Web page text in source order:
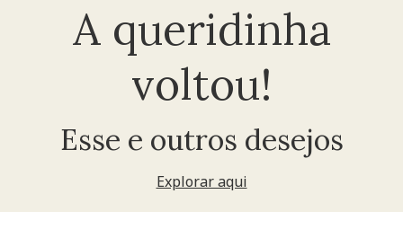
A queridinha
voltou!
Esse e outros desejos
Explorar aqui